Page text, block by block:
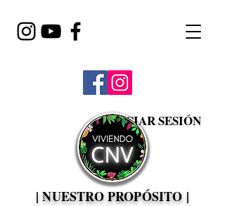
INICIAR SESIÓN
| NUESTRO PROPÓSITO |